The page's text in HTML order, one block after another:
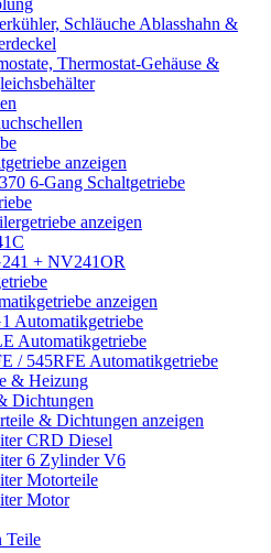
Schläuche Ablasshahn &
Thermostat-Gehäuse &
anzeigen
6-Gang Schaltgetriebe
anzeigen
+ NV241OR
anzeigen
Automatikgetriebe
Automatikgetriebe
/ 545RFE Automatikgetriebe
& Heizung
Dichtungen
& Dichtungen anzeigen
CRD Diesel
6 Zylinder V6
Motorteile
Motor
Teile